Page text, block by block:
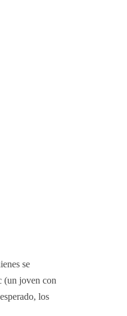
se
(un joven con
los